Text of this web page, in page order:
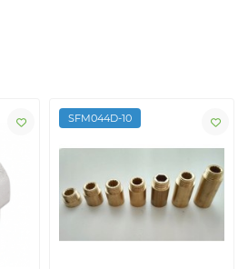
SFM044D-10